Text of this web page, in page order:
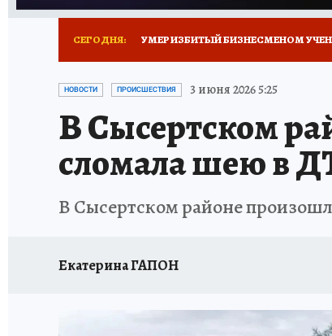
СЕГОДНЯ: УМЕР ИЗБИТЫЙ БИЗНЕСМЕНОМ
ЗАПОВЕДНАЯ РОССИЯ
НОВОСТИ ПРОИСШЕСТВИЯ 3 июня 2026 5:25
В Сысертском
сломала шею в
В Сысертском районе
Екатерина ГАПОН